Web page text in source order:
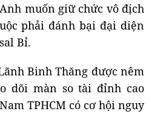
muốn giữ chức vô địch
phải đánh bại đại diện
Bỉ.
Binh Thăng được nêm
dõi màn so tài đỉnh cao
TPHCM có cơ hội nguy